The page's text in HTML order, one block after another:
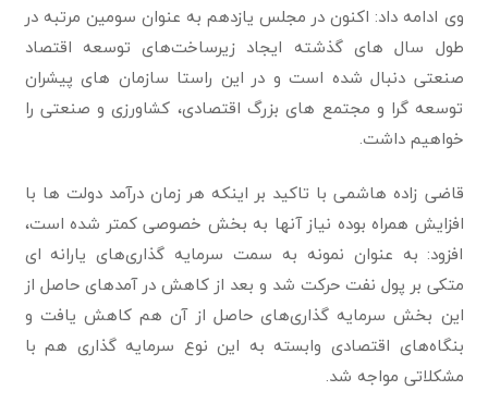
وی ادامه داد: اکنون در مجلس یازدهم به عنوان سومین مرتبه در
طول سال های گذشته ایجاد زیرساخت‌های توسعه اقتصاد
صنعتی دنبال شده است و در این راستا سازمان های پیشران
توسعه گرا و مجتمع های بزرگ اقتصادی، کشاورزی و صنعتی را
خواهیم داشت.
قاضی زاده هاشمی با تاکید بر اینکه هر زمان درآمد دولت ها با
افزایش همراه بوده نیاز آنها به بخش خصوصی کمتر شده است،
افزود: به عنوان نمونه به سمت سرمایه گذاری‌های یارانه ای
متکی بر پول نفت حرکت شد و بعد از کاهش در آمدهای حاصل از
این بخش سرمایه گذاری‌های حاصل از آن هم کاهش یافت و
بنگاه‌های اقتصادی وابسته به این نوع سرمایه گذاری هم با
مشکلاتی مواجه شد.